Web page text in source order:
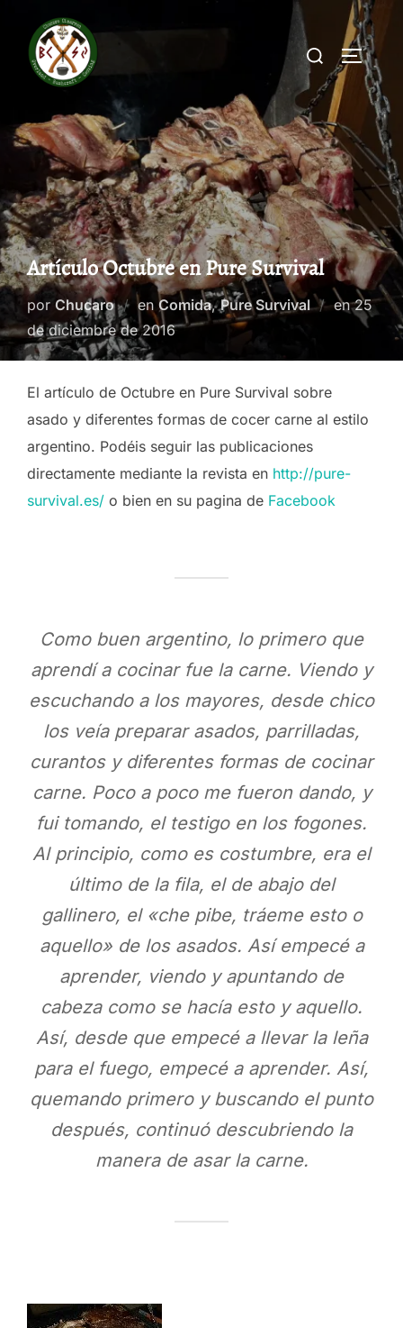
contenido
Buscar:
Artículo Octubre en Pure Survival
por Chucaro en Comida,Pure Survival en
el
25
de diciembre de 2016
El artículo de Octubre en Pure Survival sobre
asado y diferentes formas de cocer carne al estilo
argentino. Podéis seguir las publicaciones
directamente mediante la revista en http://pure-
survival.es/ o bien en su pagina de Facebook
Como buen argentino, lo primero que
aprendí a cocinar fue la carne. Viendo y
escuchando a los mayores, desde chico
los veía preparar asados, parrilladas,
curantos y diferentes formas de cocinar
carne. Poco a poco me fueron dando, y
fui tomando, el testigo en los fogones.
Al principio, como es costumbre, era el
último de la fila, el de abajo del
gallinero, el «che pibe, tráeme esto o
aquello» de los asados. Así empecé a
aprender, viendo y apuntando de
cabeza como se hacía esto y aquello.
Así, desde que empecé a llevar la leña
para el fuego, empecé a aprender. Así,
quemando primero y buscando el punto
después, continuó descubriendo la
manera de asar la carne.